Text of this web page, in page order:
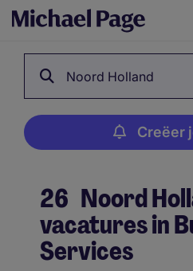
Noord Holland
Creëer
26 Noord
vacatures in
Services